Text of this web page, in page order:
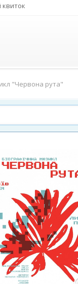
квиток
"Червона рута"